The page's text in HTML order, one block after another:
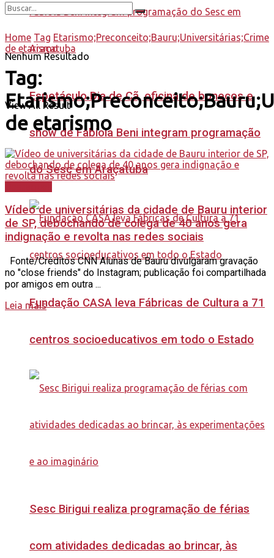
Espetáculo Dia de Cã, oficina de bonecos e
show de Fabiola Beni integram programação
do Sesc em Araçatuba
Fundação CASA leva Fábricas de Cultura a 71
centros socioeducativos em todo o Estado
Sesc Birigui realiza programação de férias
com atividades dedicadas ao brincar, às
Nenhum Resultado
View All Result
Home Tag Etarismo;Preconceito;Bauru;Universitárias;Crime
de etarismo
Tag:
de etarismo
Vídeo de universitárias da cidade de Bauru interior
de SP, debochando de colega de 40 anos gera
indignação e revolta nas redes sociais
Fonte/Créditos CNN Alunas de Bauru divulgaram gravação
no "close friends" do Instagram; publicação foi compartilhada
por amigos em outra ...
Leia mais